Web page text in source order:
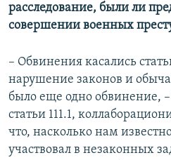
расследование, были ли
совершении военных
– Обвинения касались
нарушение законов и
было еще одно обвинение, –
статьи 111.1,
что, насколько нам
участвовал в незаконных